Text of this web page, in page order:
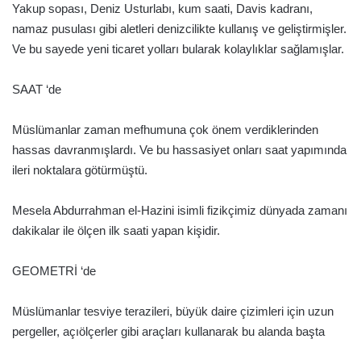
Yakup sopası, Deniz Usturlabı, kum saati, Davis kadranı,
namaz pusulası gibi aletleri denizcilikte kullanış ve geliştirmişler.
Ve bu sayede yeni ticaret yolları bularak kolaylıklar sağlamışlar.
SAAT ‘de
Müslümanlar zaman mefhumuna çok önem verdiklerinden
hassas davranmışlardı. Ve bu hassasiyet onları saat yapımında
ileri noktalara götürmüştü.
Mesela Abdurrahman el-Hazini isimli fizikçimiz dünyada zamanı
dakikalar ile ölçen ilk saati yapan kişidir.
GEOMETRİ ‘de
Müslümanlar tesviye terazileri, büyük daire çizimleri için uzun
pergeller, açıölçerler gibi araçları kullanarak bu alanda başta